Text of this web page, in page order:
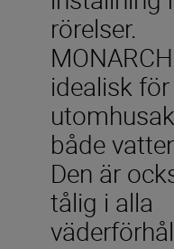
rörelser.
idealisk
både
Den är
tålig i alla